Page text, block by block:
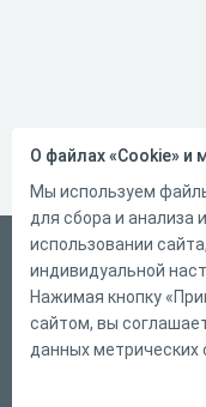
Русский
Справка
Форма обратной
О файлах «Cookie» и
Мы используем
для сбора и анализа
использовании
индивидуальной
Нажимая кнопку
сайтом, вы
данных метрических